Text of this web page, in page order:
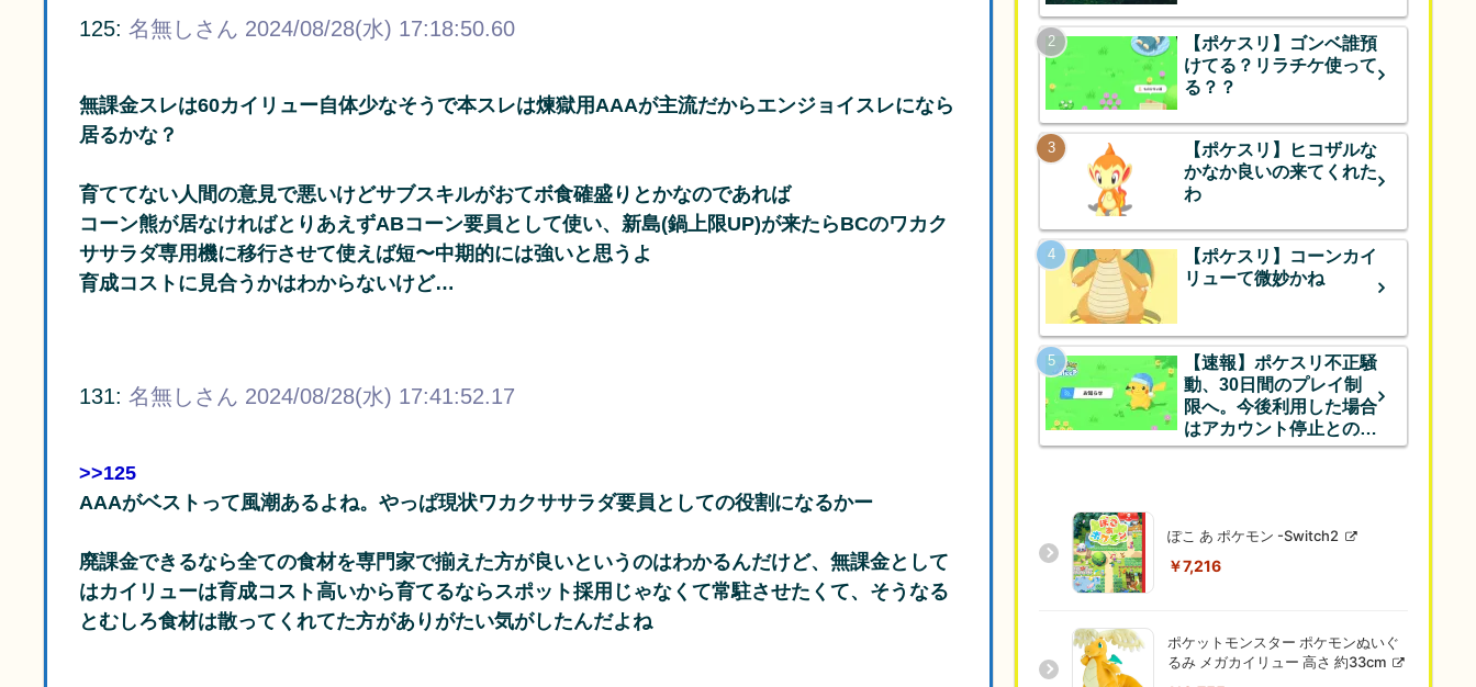
125: 名無しさん 2024/08/28(水) 17:18:50.60
無課金スレは60カイリュー自体少なそうで本スレは煉獄用AAAが主流だからエンジョイスレになら
居るかな？
育ててない人間の意見で悪いけどサブスキルがおてボ食確盛りとかなのであれば
コーン熊が居なければとりあえずABコーン要員として使い、新島(鍋上限UP)が来たらBCのワカク
ササラダ専用機に移行させて使えば短〜中期的には強いと思うよ
育成コストに見合うかはわからないけど…
131: 名無しさん 2024/08/28(水) 17:41:52.17
>>125
AAAがベストって風潮あるよね。やっぱ現状ワカクササラダ要員としての役割になるかー
廃課金できるなら全ての食材を専門家で揃えた方が良いというのはわかるんだけど、無課金として
はカイリューは育成コスト高いから育てるならスポット採用じゃなくて常駐させたくて、そうなる
とむしろ食材は散ってくれてた方がありがたい気がしたんだよね
【ポケスリ】ゴンベ誰預
けてる？リラチケ使って
る？？
【ポケスリ】ヒコザルな
かなか良いの来てくれた
わ
【ポケスリ】コーンカイ
リューて微妙かね
【速報】ポケスリ不正騒
動、30日間のプレイ制
限へ。今後利用した場合
はアカウント停止とのこ
と
ぽこ あ ポケモン -Switch2
￥7,216
ポケットモンスター ポケモンぬいぐ
るみ メガカイリュー 高さ 約33cm